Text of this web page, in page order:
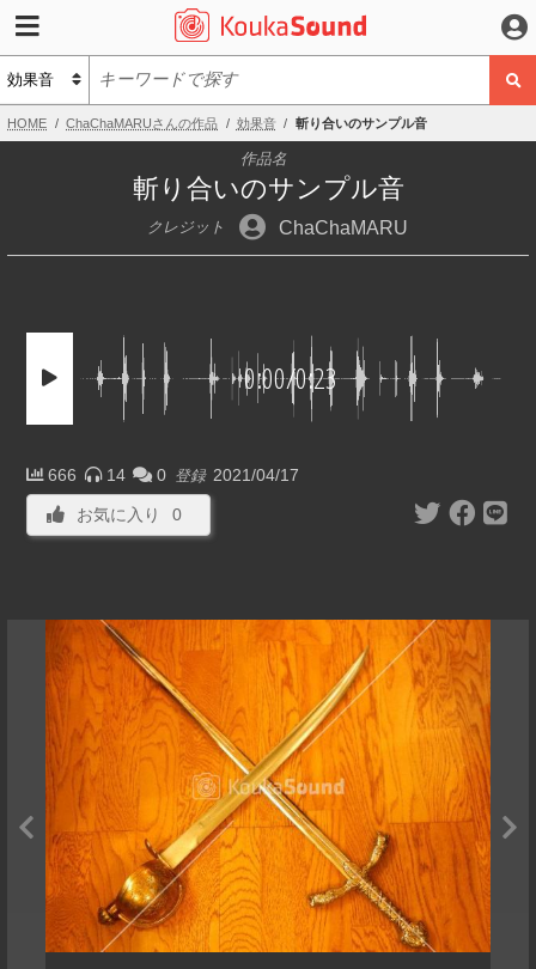
HOME ChaChaMARUさんの作品 効果音 斬り合いのサンプル音
作品名
斬り合いのサンプル音
クレジット ChaChaMARU
0:00/0:23
666 14 0 登録 2021/04/17
お気に入り 0